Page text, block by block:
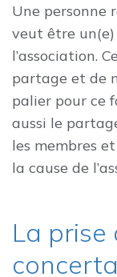
Une personne
veut être
l’association.
partage et de
palier pour ce
aussi le
les membres
la cause de
La prise